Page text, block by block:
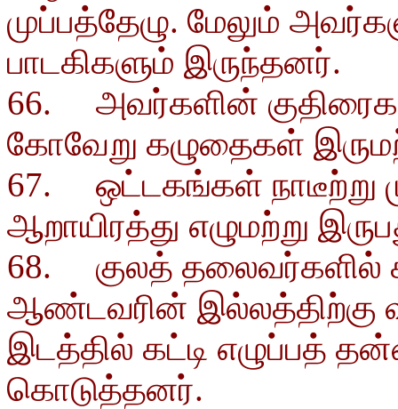
முப்பத்தேழு. மேலும்
பாடகிகளும் இருந்தனர்.
66. அவர்களின் குதிரைகள்
கோவேறு கழுதைகள்
67. ஒட்டகங்கள் நாடீற்று
ஆறாயிரத்து எழுமற்று
68. குலத் தலைவர்களில்
ஆண்டவரின் இல்லத்திற்கு
இடத்தில் கட்டி எழுப்பத்
கொடுத்தனர்.